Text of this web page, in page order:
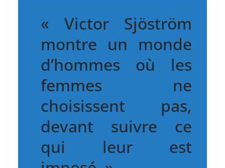
« Victor Sjöström
montre un monde
d’hommes où les
femmes ne
choisissent pas,
devant suivre ce
qui leur est